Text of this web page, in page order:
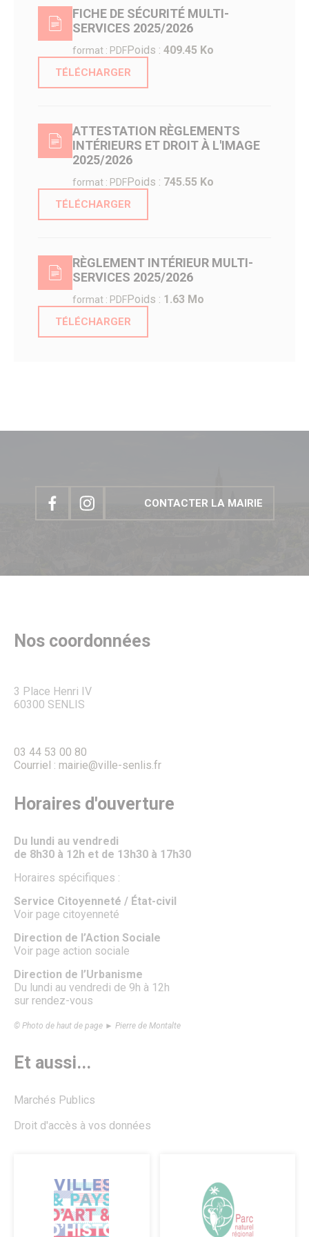
Salles polyvalentes
Modalités de location
ÉCO. / COMMERCE
Commerce & entreprises
Formulaire de création et mise à jour des entreprises
Association des Commercants de Senlis
Association Sud Oise Entreprises
Emploi & Stages
Marchés Publics
S’implanter à Senlis
Les marchés alimentaires
FICHE DE SÉCURITÉ MULTI-
SERVICES 2025/2026
format : PDFPoids : 409.45 Ko
TÉLÉCHARGER
ATTESTATION RÈGLEMENTS
INTÉRIEURS ET DROIT À L'IMAGE
2025/2026
format : PDFPoids : 745.55 Ko
TÉLÉCHARGER
RÈGLEMENT INTÉRIEUR MULTI-
SERVICES 2025/2026
format : PDFPoids : 1.63 Mo
TÉLÉCHARGER
CONTACTER LA MAIRIE
Nos coordonnées
3 Place Henri IV
60300 SENLIS
03 44 53 00 80
Courriel : mairie@ville-senlis.fr
Horaires d'ouverture
Du lundi au vendredi
de 8h30 à 12h et de 13h30 à 17h30
Horaires spécifiques :
Service Citoyenneté / État-civil
Voir page citoyenneté
Direction de l’Action Sociale
Voir page action sociale
Direction de l’Urbanisme
Du lundi au vendredi de 9h à 12h
sur rendez-vous
© Photo de haut de page ► Pierre de Montalte
Et aussi...
Marchés Publics
Droit d'accès à vos données